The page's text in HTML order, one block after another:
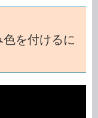
を付けるに